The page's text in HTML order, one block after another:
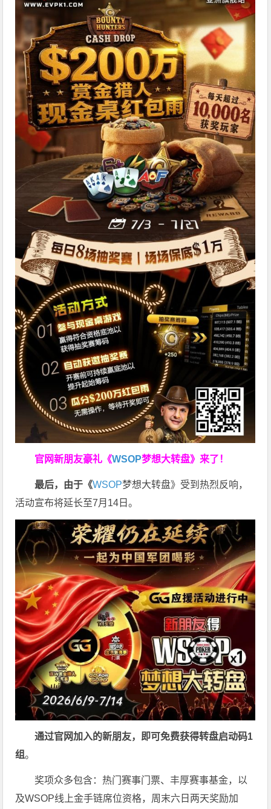
官网新朋友豪礼 《WSOP梦想大转盘》来了！
最后，由于《WSOP梦想大转盘》受到热烈反响，
活动宣布将延长至7月14日。
通过官网加入的新朋友，即可免费获得转盘启动码1
组。
奖项众多包含：热门赛事门票、丰厚赛事基金，以
及WSOP线上金手链席位资格， 周末六日两天奖励加